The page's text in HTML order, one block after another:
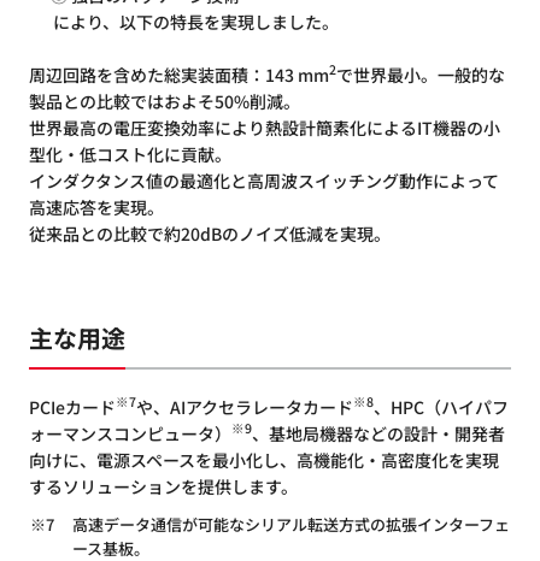
により、以下の特長を実現しました。
周辺回路を含めた総実装面積：143 mm2で世界最小。一般的な
製品との比較ではおよそ50%削減。
世界最高の電圧変換効率により熱設計簡素化によるIT機器の小
型化・低コスト化に貢献。
インダクタンス値の最適化と高周波スイッチング動作によって
高速応答を実現。
従来品との比較で約20dBのノイズ低減を実現。
主な用途
PCIeカード ※7や、AIアクセラレータカード ※8、HPC（ハイパフ
ォーマンスコンピュータ）
※9、基地局機器などの設計・開発者
向けに、電源スペースを最小化し、高機能化・高密度化を実現
するソリューションを提供します。
※7
高速データ通信が可能なシリアル転送方式の拡張インターフェ
ース基板。